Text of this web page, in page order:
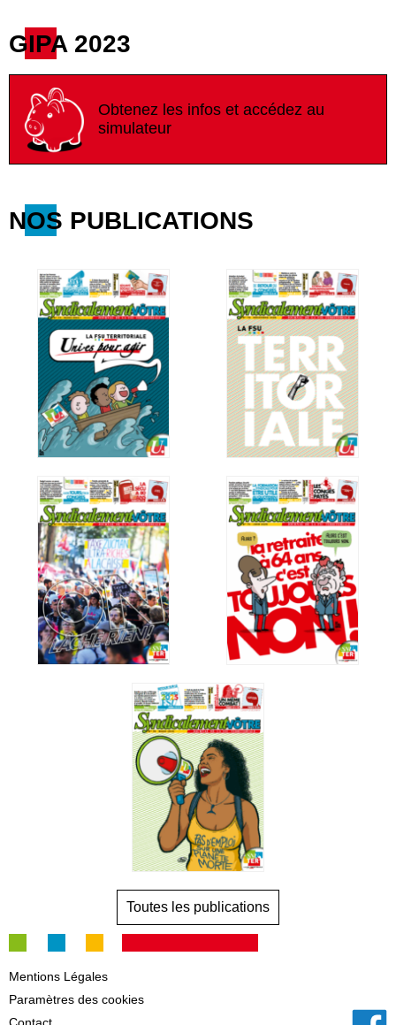
GIPA 2023
Obtenez les infos et accédez au
simulateur
NOS PUBLICATIONS
Toutes les publications
Mentions Légales
Paramètres des cookies